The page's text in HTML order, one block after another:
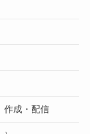
作成・配信